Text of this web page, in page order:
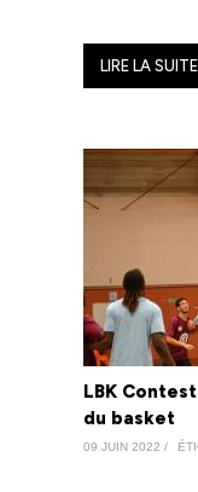
LIRE LA
LBK
du basket
09 JUIN 2022 /